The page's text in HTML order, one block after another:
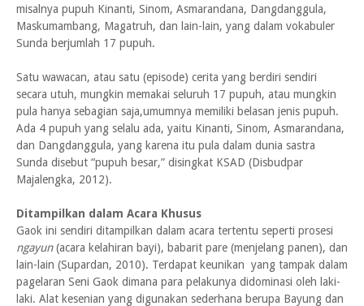
misalnya pupuh Kinanti, Sinom, Asmarandana, Dangdanggula,
Maskumambang, Magatruh, dan lain-lain, yang dalam vokabuler
Sunda berjumlah 17 pupuh.
Satu wawacan, atau satu (episode) cerita yang berdiri sendiri
secara utuh, mungkin memakai seluruh 17 pupuh, atau mungkin
pula hanya sebagian saja,umumnya memiliki belasan jenis pupuh.
Ada 4 pupuh yang selalu ada, yaitu Kinanti, Sinom, Asmarandana,
dan Dangdanggula, yang karena itu pula dalam dunia sastra
Sunda disebut “pupuh besar,” disingkat KSAD (Disbudpar
Majalengka, 2012).
Ditampilkan dalam Acara Khusus
Gaok ini sendiri ditampilkan dalam acara tertentu seperti prosesi
ngayun(acara kelahiran bayi), babarit pare (menjelang panen), dan
lain-lain (Supardan, 2010). Terdapat keunikan yang tampak dalam
pagelaran Seni Gaok dimana para pelakunya didominasi oleh laki-
laki. Alat kesenian yang digunakan sederhana berupa Bayung dan